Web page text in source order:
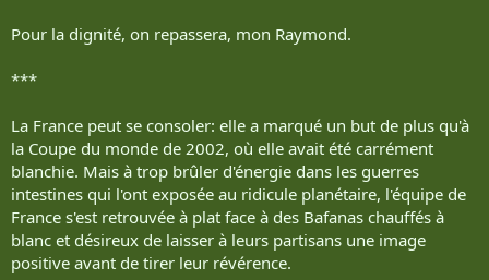
Pour la dignité, on repassera, mon Raymond.
***
La France peut se consoler: elle a marqué un but de plus qu'à
la Coupe du monde de 2002, où elle avait été carrément
blanchie. Mais à trop brûler d'énergie dans les guerres
intestines qui l'ont exposée au ridicule planétaire, l'équipe de
France s'est retrouvée à plat face à des Bafanas chauffés à
blanc et désireux de laisser à leurs partisans une image
positive avant de tirer leur révérence.